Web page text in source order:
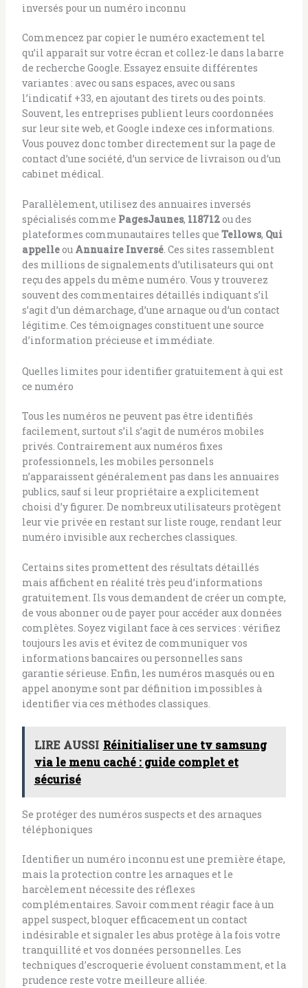
inversés pour un numéro inconnu
Commencez par copier le numéro exactement tel
qu’il apparaît sur votre écran et collez-le dans la barre
de recherche Google. Essayez ensuite différentes
variantes : avec ou sans espaces, avec ou sans
l’indicatif +33, en ajoutant des tirets ou des points.
Souvent, les entreprises publient leurs coordonnées
sur leur site web, et Google indexe ces informations.
Vous pouvez donc tomber directement sur la page de
contact d’une société, d’un service de livraison ou d’un
cabinet médical.
Parallèlement, utilisez des annuaires inversés
spécialisés comme PagesJaunes, 118712ou des
plateformes communautaires telles que Tellows, Qui
appelleou Annuaire Inversé. Ces sites rassemblent
des millions de signalements d’utilisateurs qui ont
reçu des appels du même numéro. Vous y trouverez
souvent des commentaires détaillés indiquant s’il
s’agit d’un démarchage, d’une arnaque ou d’un contact
légitime. Ces témoignages constituent une source
d’information précieuse et immédiate.
Quelles limites pour identifier gratuitement à qui est
ce numéro
Tous les numéros ne peuvent pas être identifiés
facilement, surtout s’il s’agit de numéros mobiles
privés. Contrairement aux numéros fixes
professionnels, les mobiles personnels
n’apparaissent généralement pas dans les annuaires
publics, sauf si leur propriétaire a explicitement
choisi d’y figurer. De nombreux utilisateurs protègent
leur vie privée en restant sur liste rouge, rendant leur
numéro invisible aux recherches classiques.
Certains sites promettent des résultats détaillés
mais affichent en réalité très peu d’informations
gratuitement. Ils vous demandent de créer un compte,
de vous abonner ou de payer pour accéder aux données
complètes. Soyez vigilant face à ces services : vérifiez
toujours les avis et évitez de communiquer vos
informations bancaires ou personnelles sans
garantie sérieuse. Enfin, les numéros masqués ou en
appel anonyme sont par définition impossibles à
identifier via ces méthodes classiques.
LIRE AUSSI Réinitialiser une tv samsung
via le menu caché : guide complet et
sécurisé
Se protéger des numéros suspects et des arnaques
téléphoniques
Identifier un numéro inconnu est une première étape,
mais la protection contre les arnaques et le
harcèlement nécessite des réflexes
complémentaires. Savoir comment réagir face à un
appel suspect, bloquer efficacement un contact
indésirable et signaler les abus protège à la fois votre
tranquillité et vos données personnelles. Les
techniques d’escroquerie évoluent constamment, et la
prudence reste votre meilleure alliée.